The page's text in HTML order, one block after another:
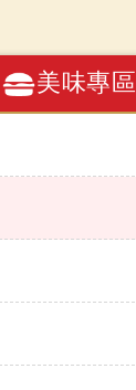
美味專區